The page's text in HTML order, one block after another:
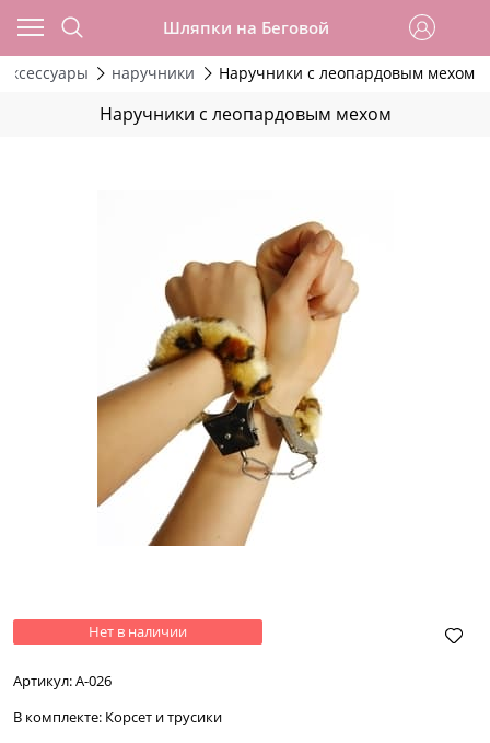
Шляпки на Беговой
Аксессуары наручники Наручники с леопардовым мехом
Наручники с леопардовым мехом
Нет в наличии
Артикул:А-026
В комплекте: Корсет и трусики